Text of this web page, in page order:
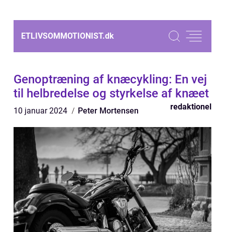
ETLIVSOMMOTIONIST.dk
Genoptræning af knæcykling: En vej
til helbredelse og styrkelse af knæet
10 januar 2024 Peter Mortensen redaktionel